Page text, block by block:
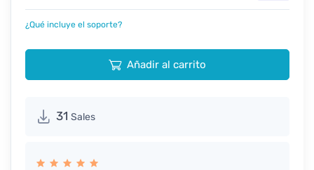
¿Qué incluye el soporte?
Añadir al carrito
31 Sales